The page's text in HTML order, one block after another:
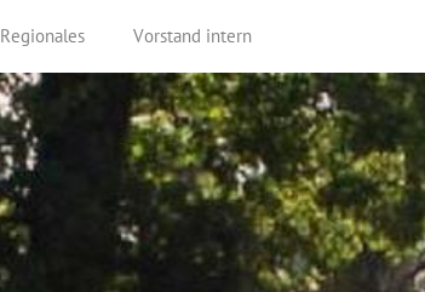
Regionales Vorstand intern